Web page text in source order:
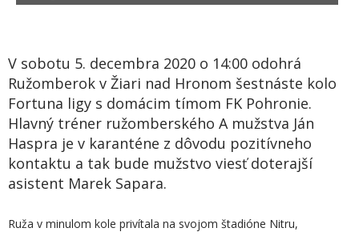
V sobotu 5. decembra 2020 o 14:00 odohrá
Ružomberok v Žiari nad Hronom šestnáste kolo
Fortuna ligy s domácim tímom FK Pohronie.
Hlavný tréner ružomberského A mužstva Ján
Haspra je v karanténe z dôvodu pozitívneho
kontaktu a tak bude mužstvo viesť doterajší
asistent Marek Sapara.
Ruža v minulom kole privítala na svojom štadióne Nitru,